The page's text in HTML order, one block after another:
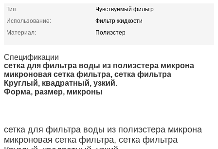
Тип:
Чувствуемый фильтр
Использование:
Фильтр жидкости
Материал:
Полиэстер
Спецификации
сетка для фильтра воды из полиэстера микрона
микроновая сетка фильтра, сетка фильтра
Круглый, квадратный, узкий.
Форма, размер, микроны
сетка для фильтра воды из полиэстера микрона
микроновая сетка фильтра, сетка фильтра